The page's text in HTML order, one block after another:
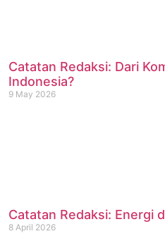
Catatan Redaksi: Dari
Indonesia?
9 May 2026
Catatan Redaksi: Energi
8 April 2026